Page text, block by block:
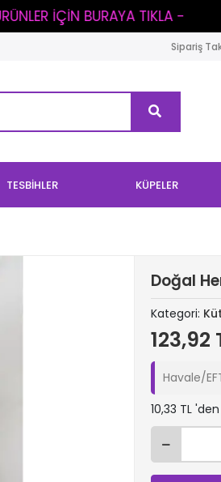
TIKLA - KARGO
Sipariş
TESBİHLER KÜPELER
Doğal
Kategori:
123,92
Havale/
10,33 TL